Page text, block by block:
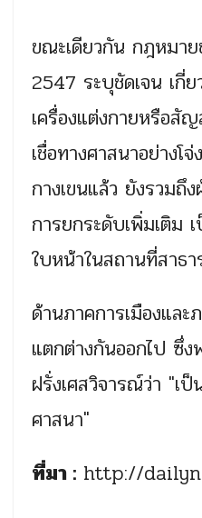
ขณะเดียวกัน กฎหมา
2547 ระบุชัดเจน เกี่
เครื่องแต่งกายหรือ
เชื่อทางศาสนาอย่างโ
กางเขนแล้ว ยังรวมถึ
การยกระดับเพิ่มเติม
ใบหน้าในสถานที่สาธ
ด้านภาคการเมืองแล
แตกต่างกันออกไป ซึ่ง
ฝรั่งเศสวิจารณ์ว่า "เป็
ศาสนา"
ที่มา : http://